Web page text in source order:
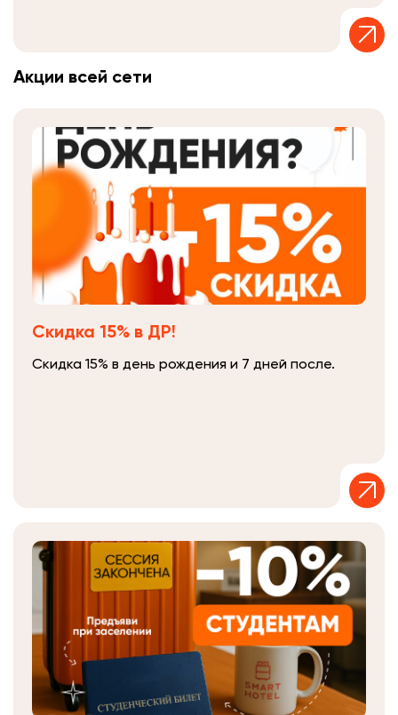
Акции всей сети
Скидка 15% в ДР!
Скидка 15% в день рождения и 7 дней после.